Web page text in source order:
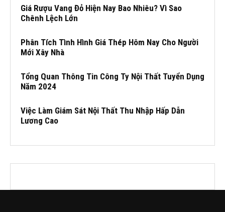
Giá Rượu Vang Đỏ Hiện Nay Bao Nhiêu? Vì Sao
Chênh Lệch Lớn
Phân Tích Tình Hình Giá Thép Hôm Nay Cho Người
Mới Xây Nhà
Tổng Quan Thông Tin Công Ty Nội Thất Tuyển Dụng
Năm 2024
Việc Làm Giám Sát Nội Thất Thu Nhập Hấp Dẫn
Lương Cao